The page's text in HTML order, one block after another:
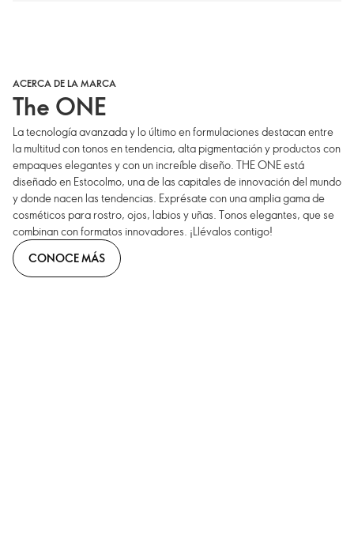
ACERCA DE LA MARCA
The ONE
La tecnología avanzada y lo último en formulaciones destacan entre
la multitud con tonos en tendencia, alta pigmentación y productos con
empaques elegantes y con un increíble diseño. THE ONE está
diseñado en Estocolmo, una de las capitales de innovación del mundo
y donde nacen las tendencias. Exprésate con una amplia gama de
cosméticos para rostro, ojos, labios y uñas. Tonos elegantes, que se
combinan con formatos innovadores. ¡Llévalos contigo!
CONOCE MÁS